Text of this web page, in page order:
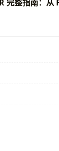
完整指南：